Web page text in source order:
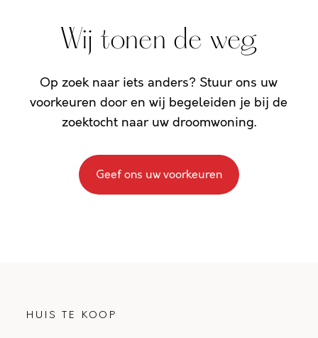
Wij tonen de weg
Op zoek naar iets anders? Stuur ons uw
voorkeuren door en wij begeleiden je bij de
zoektocht naar uw droomwoning.
Geef ons uw voorkeuren
HUIS TE KOOP